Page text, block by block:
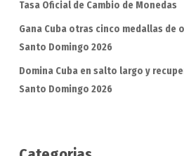
Tasa Oficial de Cambio de Monedas
Gana Cuba otras cinco medallas de
Santo Domingo 2026
Domina Cuba en salto largo y
Santo Domingo 2026